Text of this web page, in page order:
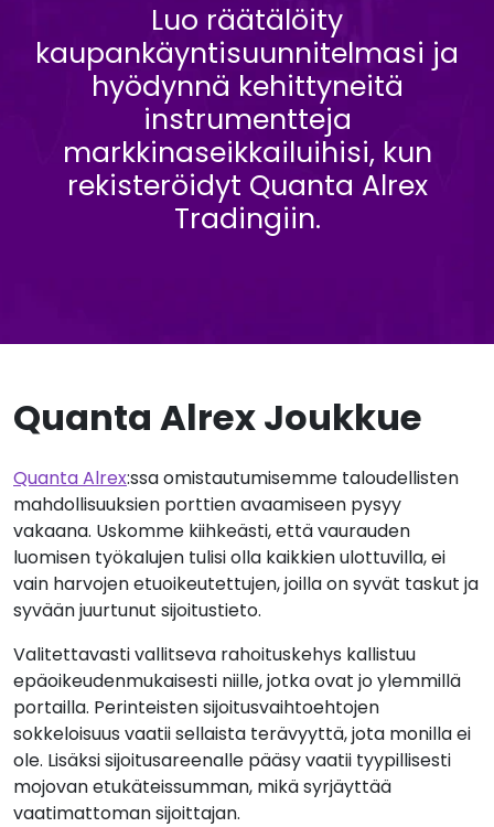
Luo räätälöity
kaupankäyntisuunnitelmasi ja
hyödynnä kehittyneitä
instrumentteja
markkinaseikkailuihisi, kun
rekisteröidyt Quanta Alrex
Tradingiin.
Quanta Alrex Joukkue
Quanta Alrex:ssa omistautumisemme taloudellisten
mahdollisuuksien porttien avaamiseen pysyy
vakaana. Uskomme kiihkeästi, että vaurauden
luomisen työkalujen tulisi olla kaikkien ulottuvilla, ei
vain harvojen etuoikeutettujen, joilla on syvät taskut ja
syvään juurtunut sijoitustieto.
Valitettavasti vallitseva rahoituskehys kallistuu
epäoikeudenmukaisesti niille, jotka ovat jo ylemmillä
portailla. Perinteisten sijoitusvaihtoehtojen
sokkeloisuus vaatii sellaista terävyyttä, jota monilla ei
ole. Lisäksi sijoitusareenalle pääsy vaatii tyypillisesti
mojovan etukäteissumman, mikä syrjäyttää
vaatimattoman sijoittajan.